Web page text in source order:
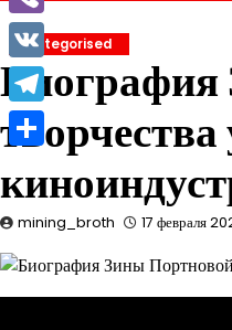
Uncategorised
mining_broth 17 февраля
Viber
VK
Telegram
Отправить